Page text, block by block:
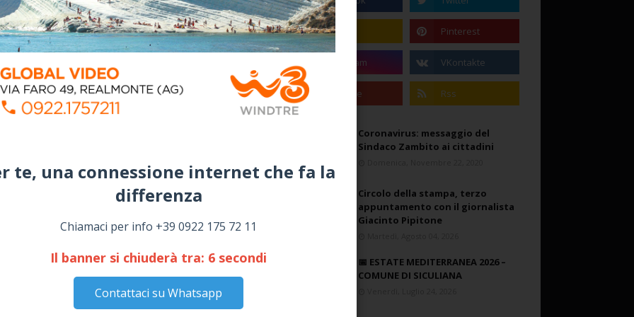
te, una connessione internet che fa la
differenza​
Chiamaci per info +39 0922 175 72 11
Il banner si chiuderà tra: 5 secondi
Contattaci su Whatsapp
Coronavirus: messaggio del
Sindaco Zambito ai cittadini
Circolo della stampa, terzo
appuntamento con il giornalista
Giacinto Pipitone
📅 ESTATE MEDITERRANEA 2026 –
COMUNE DI SICULIANA